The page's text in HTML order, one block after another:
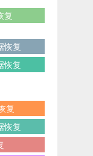
复
恢复
恢复
复
恢复